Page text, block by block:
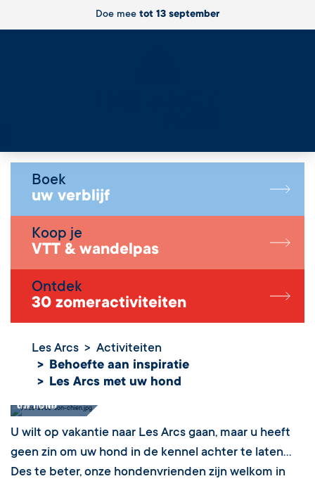
Doe mee tot 13 september
Boek
uw verblijf
Koop je
VTT & wandelpas
Ontdek
30 zomeractiviteiten
Les Arcs
Activiteiten
Behoefte aan inspiratie
Les Arcs met uw hond
uw hond
U wilt op vakantie naar Les Arcs gaan, maar u heeft
geen zin om uw hond in de kennel achter te laten…
Des te beter, onze hondenvrienden zijn welkom in